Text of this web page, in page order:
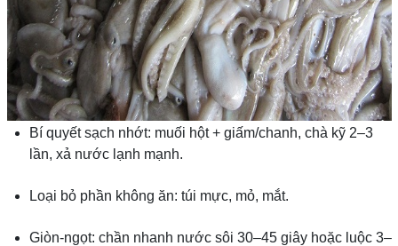
Bí quyết sạch nhớt: muối hột + giấm/chanh, chà kỹ 2–3
lần, xả nước lạnh mạnh.
Loại bỏ phần không ăn: túi mực, mỏ, mắt.
Giòn-ngọt: chần nhanh nước sôi 30–45 giây hoặc luộc 3–